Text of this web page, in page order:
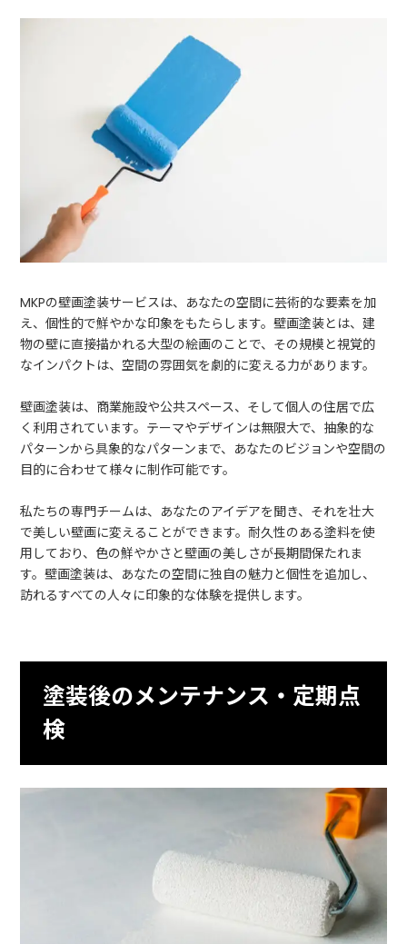
MKPの壁画塗装サービスは、あなたの空間に芸術的な要素を加
え、個性的で鮮やかな印象をもたらします。壁画塗装とは、建
物の壁に直接描かれる大型の絵画のことで、その規模と視覚的
なインパクトは、空間の雰囲気を劇的に変える力があります。
壁画塗装は、商業施設や公共スペース、そして個人の住居で広
く利用されています。テーマやデザインは無限大で、抽象的な
パターンから具象的なパターンまで、あなたのビジョンや空間の
目的に合わせて様々に制作可能です。
私たちの専門チームは、あなたのアイデアを聞き、それを壮大
で美しい壁画に変えることができます。耐久性のある塗料を使
用しており、色の鮮やかさと壁画の美しさが長期間保たれま
す。壁画塗装は、あなたの空間に独自の魅力と個性を追加し、
訪れるすべての人々に印象的な体験を提供します。
塗装後のメンテナンス・定期点
検